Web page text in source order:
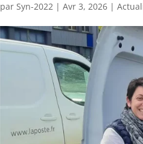
parSyn-2022 |Avr 3, 2026 |